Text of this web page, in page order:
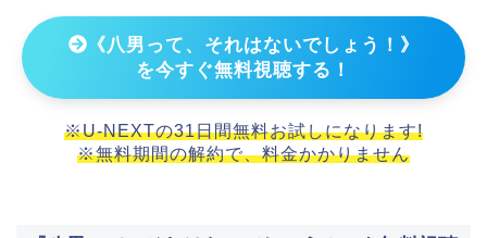
《八男って、それはないでしょう！》
を今すぐ無料視聴する！
※U-NEXTの31日間無料お試しになります!
※無料期間の解約で、料金かかりません